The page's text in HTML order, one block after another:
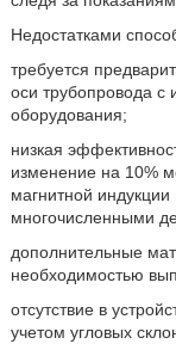
Недостатками
требуется
оси трубопровода с
оборудования;
низкая
изменение на 10%
магнитной
многочисленными
дополнительные
необходимостью
отсутствие в
учетом угловых